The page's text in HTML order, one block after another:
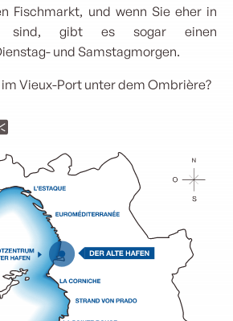
Fischmarkt, und wenn Sie eher in
sind, gibt es sogar einen
und Samstagmorgen.
im Vieux-Port unter dem Ombrière?